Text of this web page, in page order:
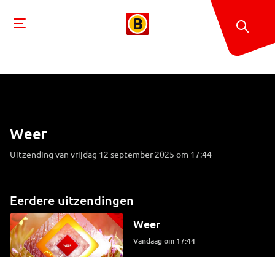
Weer
Uitzending van vrijdag 12 september 2025 om 17:44
Eerdere uitzendingen
Weer
Vandaag om 17:44